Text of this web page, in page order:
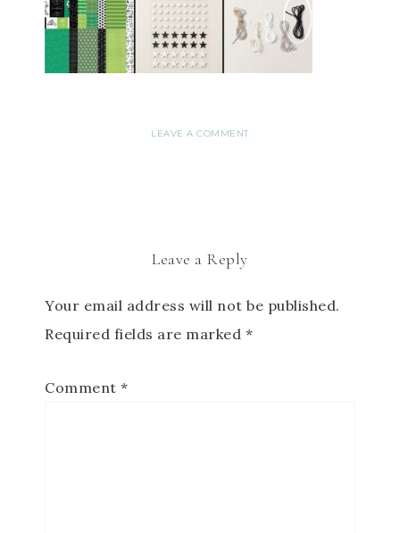
LEAVE A COMMENT
Leave a Reply
Your email address will not be published.
Required fields are marked *
Comment *